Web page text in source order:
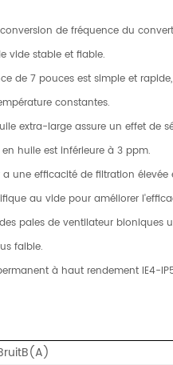
de fréquence du
vide stable et fiable.
7 pouces est simple et
constantes.
extra-large assure un effet de
huile est inférieure à 3 ppm.
une efficacité de filtration
au vide pour améliorer
pales de ventilateur bioniques
faible.
à haut rendement IE4-